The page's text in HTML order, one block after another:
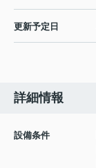
更新予定日
詳細情報
設備条件